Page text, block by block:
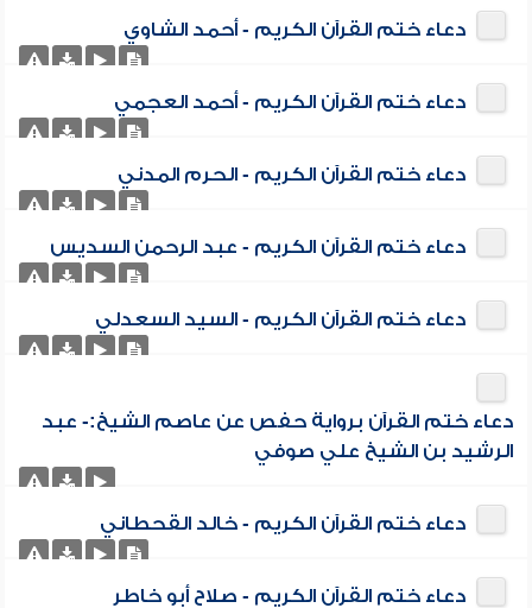
دعاء ختم القرآن الكريم - أحمد الشاوي
دعاء ختم القرآن الكريم - أحمد العجمي
دعاء ختم القرآن الكريم - الحرم المدني
دعاء ختم القرآن الكريم - عبد الرحمن السديس
دعاء ختم القرآن الكريم - السيد السعدلي
دعاء ختم القرآن برواية حفص عن عاصم الشيخ:- عبد
الرشيد بن الشيخ علي صوفي
دعاء ختم القرآن الكريم - خالد القحطاني
دعاء ختم القرآن الكريم - صلاح أبو خاطر